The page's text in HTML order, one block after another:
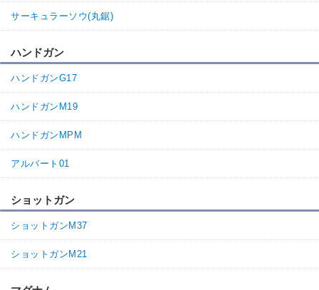
サーキュラーソウ(丸鋸)
ハンドガン
ハンドガンG17
ハンドガンM19
ハンドガンMPM
アルバート01
ショットガン
ショットガンM37
ショットガンM21